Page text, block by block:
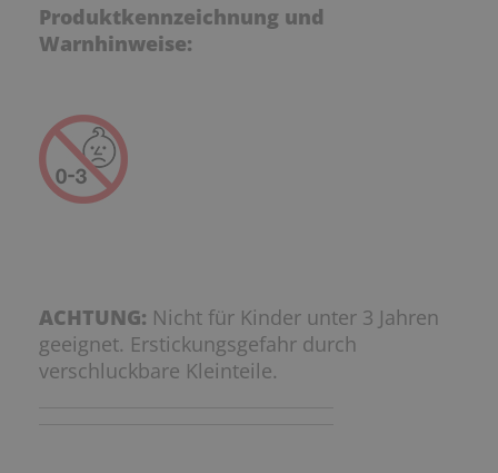
Produktkennzeichnung und
Warnhinweise:
ACHTUNG: Nicht für Kinder unter 3 Jahren
geeignet. Erstickungsgefahr durch
verschluckbare Kleinteile.